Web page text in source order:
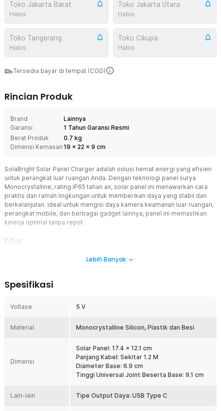
Toko Jakarta Barat
Habis
Toko Jakarta Utara
Habis
Toko Tangerang
Habis
Toko Cikupa
Habis
Tersedia bayar di tempat (COD)
Rincian Produk
Brand
Lainnya
Garansi
1 Tahun Garansi Resmi
Berat Produk
0.7 kg
Dimensi Kemasan 19 x 22 x 9 cm
SolaBright Solar Panel Charger adalah solusi hemat energi yang efisien
untuk perangkat luar ruangan Anda. Dengan teknologi panel surya
Monocrystalline, rating IP65 tahan air, solar panel ini menawarkan cara
praktis dan ramah lingkungan untuk memberikan daya yang stabil dan
berkelanjutan. Ideal untuk mengisi daya kamera keamanan luar ruangan,
perangkat mobile, dan berbagai gadget lainnya, panel ini memastikan
kinerja optimal tanpa repot.
Fitur
Panel Surya Monocrystalline Ultra Efisien
maksimum mencapai 20%. Memberikan kinerja optimal untuk
energi terbarukan Anda.
SolaBright Solar Panel memiliki rating IP65, yang berarti tahan air
air. Desainnya yang tahan lama, tahan terhadap korosi, dan memiliki
daya tahan tinggi, memastikan panel ini tetap berfungsi dengan
baik, bahkan di luar ruangan, memberikan daya untuk baterai atau
kamera keamanan rumah Anda.
Dengan kaki pemasangan yang fleksibel dan dapat disesuaikan,
Lebih Banyak
Spesifikasi
Voltase 5 V
Material Monocrystalline Silicon, Plastik dan Besi
Dimensi
Solar Panel: 17.4 x 12.1 cm
Panjang Kabel: Sekitar 1.2 M
Diameter Base: 6.9 cm
Tinggi Universal Joint Beserta Base: 9.1 cm
Lain-lain Tipe Output Daya: USB Type C